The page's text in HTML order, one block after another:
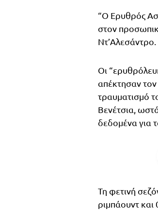
“O Ερυθρός
στον
Ντ’Αλεσάντρο.
Οι
απέκτησαν τον
τραυματισμό
Βενέτσια,
δεδομένα για
Τη φετινή
ριμπάουντ και